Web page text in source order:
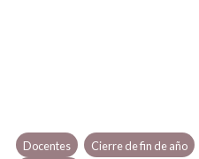
Docentes Cierre de fin de año